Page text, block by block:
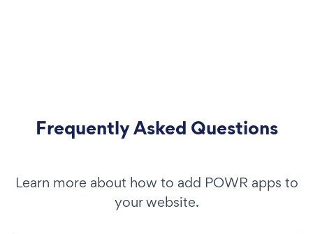
Frequently Asked Questions
Learn more about how to add POWR apps to
your website.